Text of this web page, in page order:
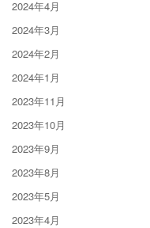
2024年4月
2024年3月
2024年2月
2024年1月
2023年11月
2023年10月
2023年9月
2023年8月
2023年5月
2023年4月